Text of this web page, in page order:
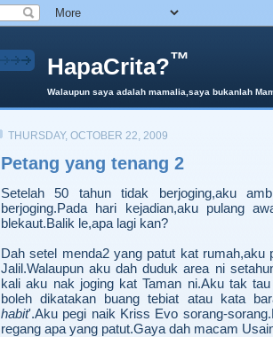
HapaCrita?™
Walaupun saya adalah mamalia,saya bukanlah
THURSDAY, OCTOBER 22, 2009
Petang yang tenang 2
Setelah 50 tahun tidak berjoging,aku
berjoging.Pada hari kejadian,aku pulang
blekaut.Balik le,apa lagi kan?
Dah setel menda2 yang patut kat rumah,aku
Jalil.Walaupun aku dah duduk area ni
kali aku nak joging kat Taman ni.Aku tak
boleh dikatakan buang tebiat atau kata
habit'.Aku pegi naik Kriss Evo sorang-
regang apa yang patut.Gaya dah macam